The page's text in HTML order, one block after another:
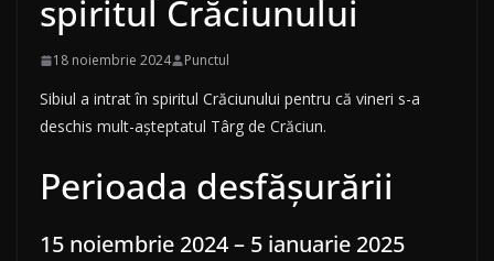
spiritul Crăciunului
18 noiembrie 2024 Punctul
Sibiul a intrat în spiritul Crăciunului pentru că vineri s-a
deschis mult-așteptatul Târg de Crăciun.
Perioada desfășurării
15 noiembrie 2024 – 5 ianuarie 2025